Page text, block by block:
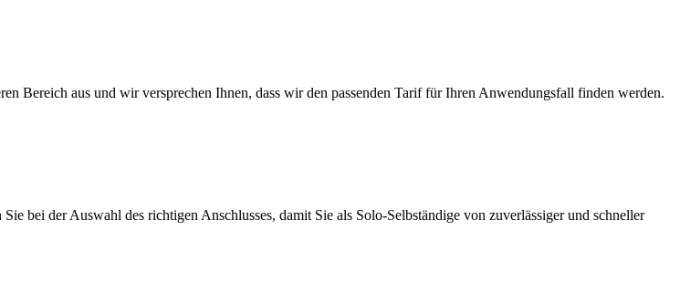
Bereich aus und wir versprechen Ihnen, dass wir den passenden Tarif für Ihren Anwendungsfall finden werden.
bei der Auswahl des richtigen Anschlusses, damit Sie als Solo-Selbständige von zuverlässiger und schneller